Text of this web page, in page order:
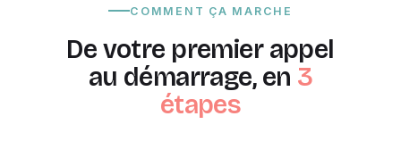
COMMENT ÇA MARCHE
De votre premier appel
au démarrage, en 3
étapes